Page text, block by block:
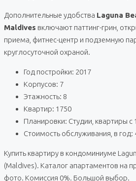
Дополнительные удобства Laguna
Maldives включают паттинг-грин,
приема, фитнес-центр и подземную
круглосуточной охраной.
Год постройки: 2017
Корпусов: 7
Этажность: 8
Квартир: 1750
Планировки: Студии, квартиры с
Стоимость обслуживания, в год:
Купить квартиру в кондоминиуме
(Maldives). Каталог апартаментов на
фото. Комиссия 0%. Большой выбор.